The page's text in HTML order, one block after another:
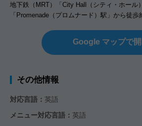
地下鉄（MRT）「City Hall（シティ・ホール
「Promenade（プロムナード）駅」から徒歩
Google マップで開
その他情報
対応言語： 英語
メニュー対応言語： 英語